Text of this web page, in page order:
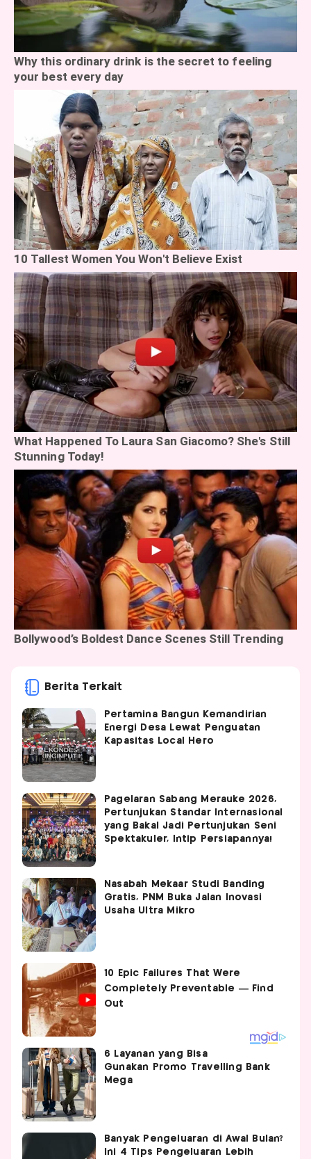
Berita Terkait
Pertamina Bangun Kemandirian
Energi Desa Lewat Penguatan
Kapasitas Local Hero
Pagelaran Sabang Merauke 2026,
Pertunjukan Standar Internasional
yang Bakal Jadi Pertunjukan Seni
Spektakuler, Intip Persiapannya!
Nasabah Mekaar Studi Banding
Gratis, PNM Buka Jalan Inovasi
Usaha Ultra Mikro
6 Layanan yang Bisa
Gunakan Promo Travelling Bank
Mega
Banyak Pengeluaran di Awal Bulan?
Ini 4 Tips Pengeluaran Lebih